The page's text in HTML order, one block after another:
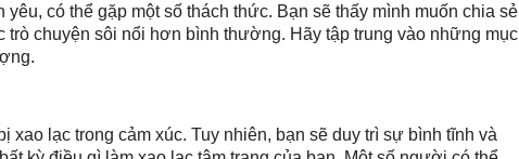
có thể gặp một số thách thức. Bạn sẽ thấy mình muốn chia sẻ
chuyện sôi nổi hơn bình thường. Hãy tập trung vào những mục
xao lạc trong cảm xúc. Tuy nhiên, bạn sẽ duy trì sự bình tĩnh và